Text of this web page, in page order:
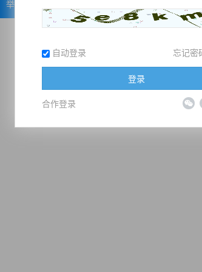
举报
自动登录 忘记密
登录
合作登录